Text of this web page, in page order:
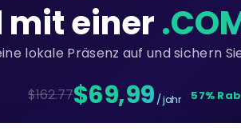
mit einer
lokale Präsenz auf und sichern
$162.77$69,99 / jahr 57%